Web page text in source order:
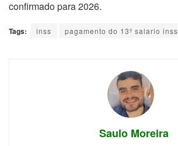
confirmado para 2026.
Tags: inss pagamento do 13º salario inss
Saulo Moreira